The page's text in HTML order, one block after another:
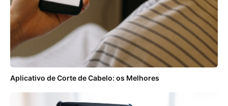
Aplicativo de Corte de Cabelo: os Melhores